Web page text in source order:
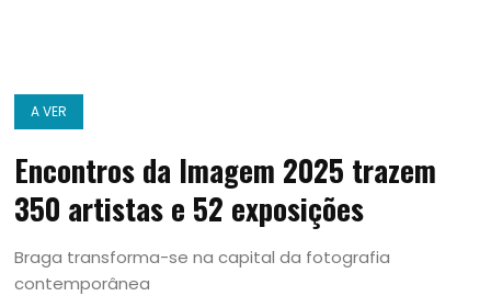
A VER
Encontros da Imagem 2025 trazem
350 artistas e 52 exposições
Braga transforma-se na capital da fotografia
contemporânea